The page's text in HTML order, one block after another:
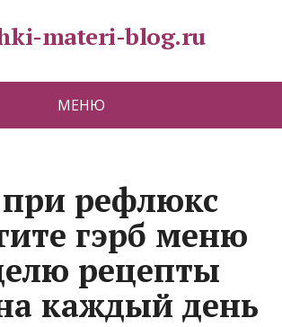
materi-blog.ru
МЕНЮ
рефлюкс
гэрб меню
рецепты
каждый день